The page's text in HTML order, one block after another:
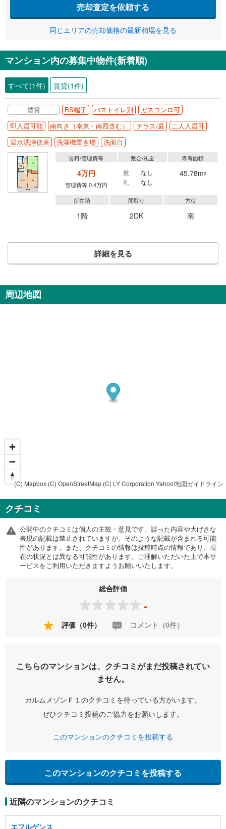
売却査定を依頼する
同じエリアの売却価格の最新相場を見る
マンション内の募集中物件(新着順)
すべて(1件) 賃貸(1件)
賃貸 BS端子 バストイレ別
ガスコンロ可
即入居可能
南向き（南東・南西含む） テラス/庭
二人入居可
温水洗浄便座
洗濯機置き場 洗面台
賃料/管理費等
4万円
管理費等 0.4万円
敷金/礼金
敷
なし
礼
なし
専有面積
45.78m2
所在階
1階
間取り
2DK
方位
南
詳細を見る
周辺地図
(C) Mapbox (C) OpenStreetMap (C) LY Corporation Yahoo!地図ガイドライン
クチコミ
公開中のクチコミは個人の主観・意見です。誤った内容や大げさな
表現の記載は禁止されていますが、そのような記載が含まれる可能
性があります。また、クチコミの情報は投稿時点の情報であり、現
在の状況とは異なる可能性があります。ご理解いただいた上で本サ
ービスをご利用いただきますようお願いいたします。
総合評価
-
評価（0件） コメント（0件）
こちらのマンションは、クチコミがまだ投稿されてい
ません。
カルムメゾンＦ１のクチコミを待っている方がいます。
ぜひクチコミ投稿のご協力をお願いします。
このマンションのクチコミを投稿する
このマンションのクチコミを投稿する
近隣のマンションのクチコミ
エフルゲンス